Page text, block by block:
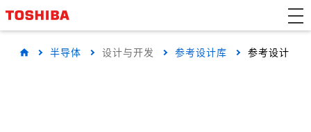
半导体 设计与开发 参考设计库 参考设计